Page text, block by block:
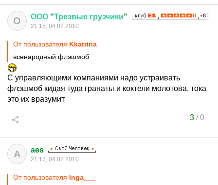
О ООО "Трезвые грузчики"
21:15, 04.02.2010
От пользователя Kkatrina
всенародный флэшмоб
С управляющими компаниями надо устраивать
флэшмоб кидая туда гранаты и коктели молотова, тока
это их вразумит
3/0
A aes
21:17, 04.02.2010
От пользователя Inga___